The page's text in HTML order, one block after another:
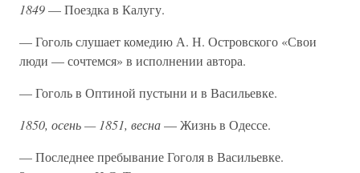
1849— Поездка в Калугу.
— Гоголь слушает комедию А. Н. Островского «Свои
люди — сочтемся» в исполнении автора.
— Гоголь в Оптиной пустыни и в Васильевке.
1850, осень — 1851, весна— Жизнь в Одессе.
— Последнее пребывание Гоголя в Васильевке.